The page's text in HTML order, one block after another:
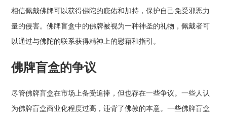
相信佩戴佛牌可以获得佛陀的庇佑和加持，保护自己免受邪恶力
量的侵害。佛牌盲盒中的佛牌被视为一种神圣的礼物，佩戴者可
以通过与佛陀的联系获得精神上的慰藉和指引。
佛牌盲盒的争议
尽管佛牌盲盒在市场上备受追捧，但也存在一些争议。一些人认
为佛牌盲盒商业化程度过高，违背了佛教的本意。一些佛牌盲盒